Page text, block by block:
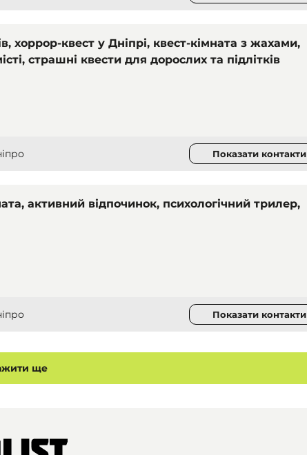
хоррор-квест у Дніпрі, квест-кімната з жахами,
страшні квести для дорослих та підлітків
Показати контакти
активний відпочинок, психологічний трилер,
Показати контакти
ще